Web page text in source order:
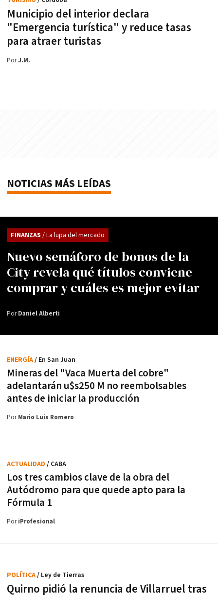
Municipio del interior declara
"Emergencia turística" y reduce tasas
para atraer turistas
PorJ.M.
NOTICIAS MÁS LEÍDAS
Nuevo semáforo de bonos de la
City revela qué títulos conviene
comprar y cuáles es mejor evitar
FINANZAS / La lupa del mercado
PorDaniel Alberti
Mineras del "Vaca Muerta del cobre"
adelantarán u$s250 M no reembolsables
antes de iniciar la producción
ENERGÍA/ En San Juan
PorMario Luis Romero
Los tres cambios clave de la obra del
Autódromo para que quede apto para la
Fórmula 1
ACTUALIDAD / CABA
PoriProfesional
Quirno pidió la renuncia de Villarruel tras
POLÍTICA/ Ley de Tierras